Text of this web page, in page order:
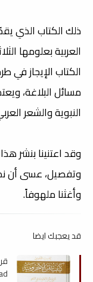
ذلك الكتاب الذي
العربية بعلومها
الكتاب الإيجاز
مسائل البلاغة،
النبوية والشعر
وقد اعتنينا بنشر
وتفصيل، عسى أن
وأغثنا ملهوفاً.
قد يعجبك ايضا